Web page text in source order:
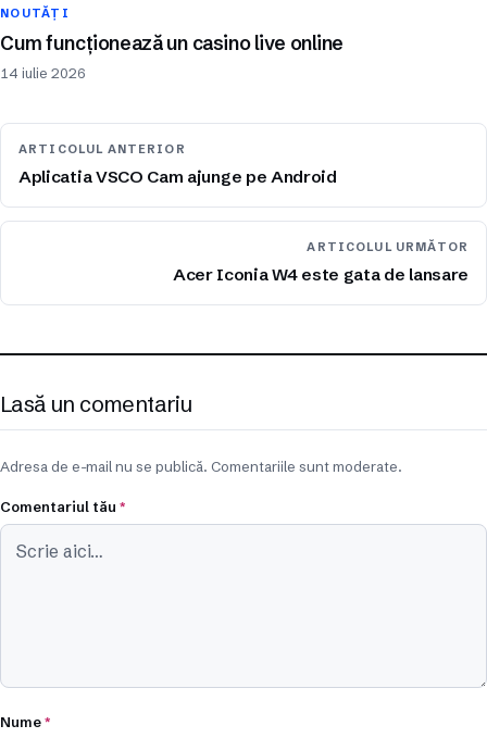
NOUTĂȚI
Cum funcționează un casino live online
14 iulie 2026
ARTICOLUL ANTERIOR
Aplicatia VSCO Cam ajunge pe Android
ARTICOLUL URMĂTOR
Acer Iconia W4 este gata de lansare
Lasă un comentariu
Adresa de e-mail nu se publică. Comentariile sunt moderate.
Comentariul tău *
Nume*